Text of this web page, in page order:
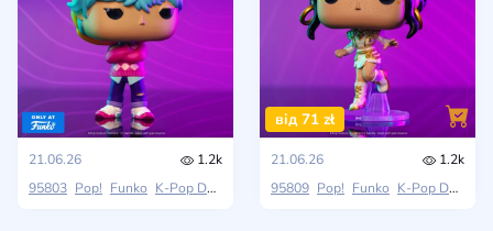
21.06.26
1.2k
95803 Pop! Funko K-Pop Demon Hunters
від 71 zł
21.06.26
1.2k
95809 Pop! Funko K-Pop Demon Hunters